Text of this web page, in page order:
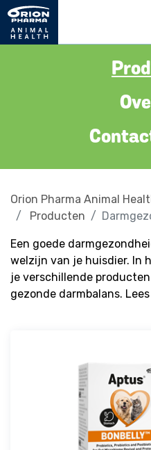
Orion Pharma Animal
Producten
Een goede
welzijn van je huisdier. In
je verschillende
gezonde darmbalans.